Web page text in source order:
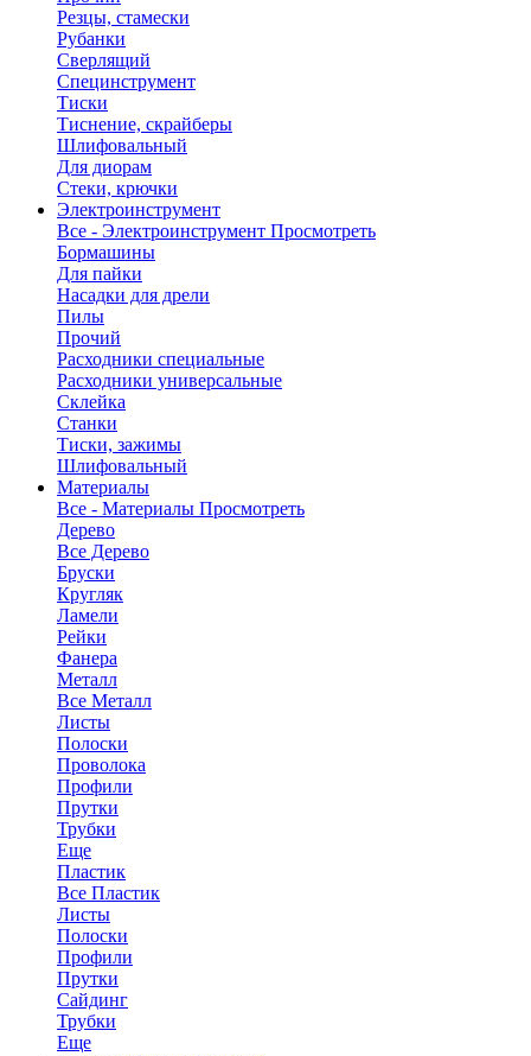
Резцы, стамески
Рубанки
Сверлящий
Специнструмент
Тиски
Тиснение, скрайберы
Шлифовальный
Для диорам
Стеки, крючки
Электроинструмент
Все - Электроинструмент Просмотреть
Бормашины
Для пайки
Насадки для дрели
Пилы
Прочий
Расходники специальные
Расходники универсальные
Склейка
Станки
Тиски, зажимы
Шлифовальный
Материалы
Все - Материалы Просмотреть
Дерево
Все Дерево
Бруски
Кругляк
Ламели
Рейки
Фанера
Металл
Все Металл
Листы
Полоски
Проволока
Профили
Прутки
Трубки
Еще
Пластик
Все Пластик
Листы
Полоски
Профили
Прутки
Сайдинг
Трубки
Еще